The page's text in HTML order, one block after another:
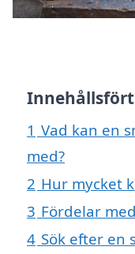
1 Vad kan en
med?
2 Hur mycket
3 Fördelar
4 Sök efter en